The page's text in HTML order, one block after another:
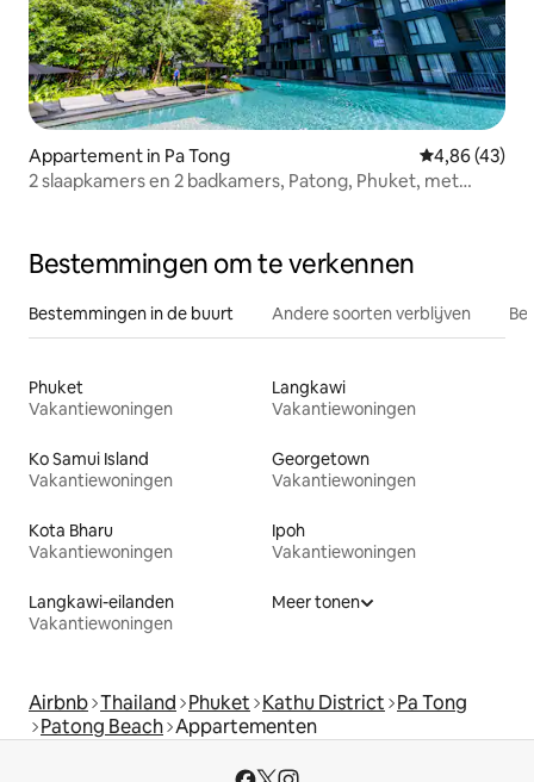
Appartement in Pa Tong Gemiddelde
4,86 (43)
2 slaapkamers en 2 badkamers, Patong, Phuket, met
Bestemmingen om te verkennen
Bestemmingen in de buurt Andere soorten verblijven
Phuket
Vakantiewoningen
Langkawi
Vakantiewoningen
Ko Samui Island
Vakantiewoningen
Georgetown
Vakantiewoningen
Kota Bharu
Vakantiewoningen
Ipoh
Vakantiewoningen
Langkawi-eilanden
Vakantiewoningen
Meer tonen
Airbnb Thailand Phuket Kathu District Pa Tong
Patong Beach Appartementen